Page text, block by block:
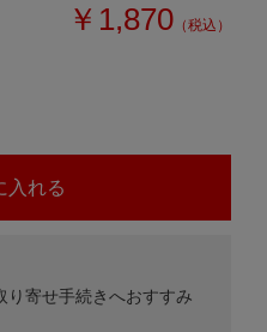
￥1,870 （税込）
り寄せ手続きへおすすみ